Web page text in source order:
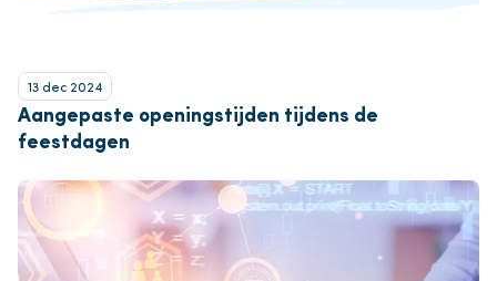
13 dec 2024
Aangepaste openingstijden tijdens de
feestdagen